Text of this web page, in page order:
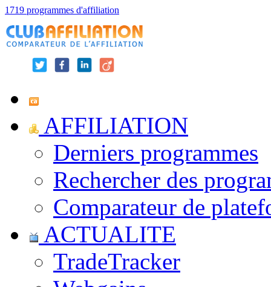
1719 programmes d'affiliation
AFFILIATION
Derniers programmes
Rechercher des
Comparateur de
ACTUALITE
TradeTracker